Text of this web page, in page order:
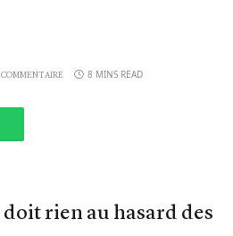
8 MINS READ
rien au hasard des